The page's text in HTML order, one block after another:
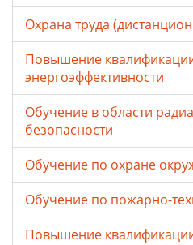
Охрана труда
Повышение
энергоэффективности
Обучение в области
безопасности
Обучение по охране
Обучение по пожарно-
Повышение